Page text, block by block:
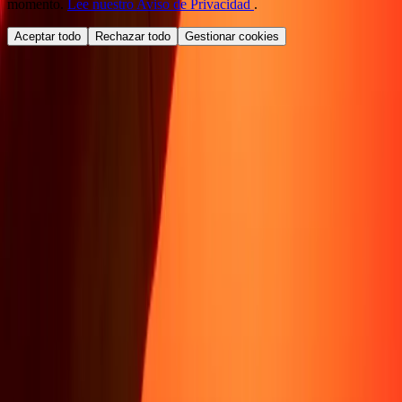
momento. Lee nuestro Aviso de Privacidad .
Aceptar todo Rechazar todo Gestionar cookies